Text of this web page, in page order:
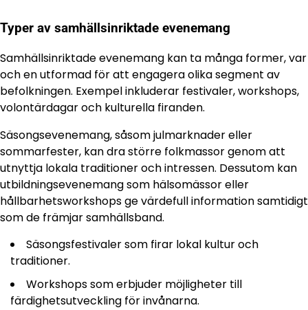
Typer av samhällsinriktade evenemang
Samhällsinriktade evenemang kan ta många former, var
och en utformad för att engagera olika segment av
befolkningen. Exempel inkluderar festivaler, workshops,
volontärdagar och kulturella firanden.
Säsongsevenemang, såsom julmarknader eller
sommarfester, kan dra större folkmassor genom att
utnyttja lokala traditioner och intressen. Dessutom kan
utbildningsevenemang som hälsomässor eller
hållbarhetsworkshops ge värdefull information samtidigt
som de främjar samhällsband.
Säsongsfestivaler som firar lokal kultur och
traditioner.
Workshops som erbjuder möjligheter till
färdighetsutveckling för invånarna.